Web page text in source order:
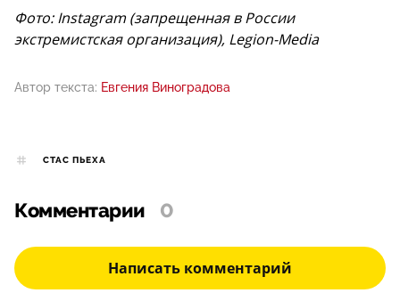
Фото: Instagram (запрещенная в России
экстремистская организация), Legion-Media
Автор текста: Евгения Виноградова
СТАС ПЬЕХА
Комментарии 0
Написать комментарий